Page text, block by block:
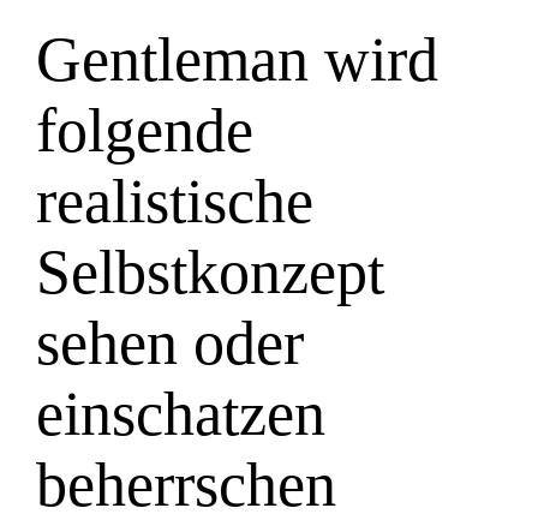
Gentleman wird
folgende
realistische
Selbstkonzept
sehen oder
einschatzen
beherrschen